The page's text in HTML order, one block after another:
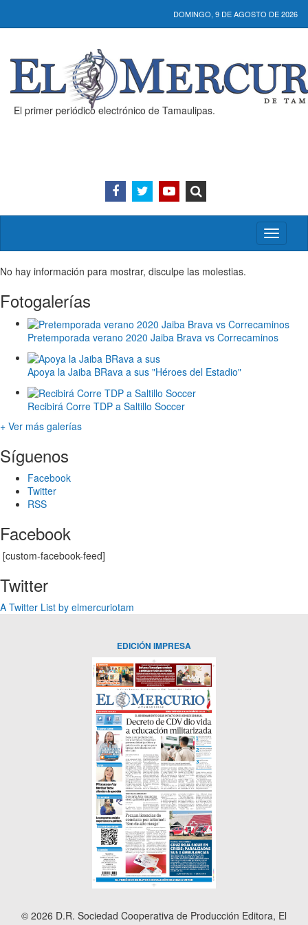
DOMINGO, 9 DE AGOSTO DE 2026
El primer periódico electrónico de Tamaulipas.
Activar/
menú
No hay información para mostrar, disculpe las molestias.
Fotogalerías
Pretemporada verano 2020 Jaiba Brava vs Correcaminos
Apoya la Jaiba BRava a sus "Héroes del Estadio"
Recibirá Corre TDP a Saltillo Soccer
+ Ver más galerías
Síguenos
Facebook
Twitter
RSS
Facebook
[custom-facebook-feed]
Twitter
A Twitter List by elmercuriotam
EDICIÓN IMPRESA
© 2026 D.R. Sociedad Cooperativa de Producción Editora, El